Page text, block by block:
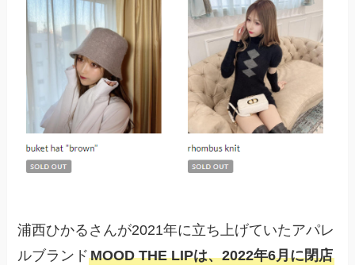
浦西ひかるさんが2021年に立ち上げていたアパレ
ルブランドMOOD THE LIPは、2022年6月に閉店